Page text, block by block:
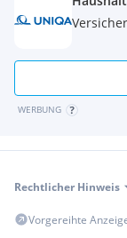
WERBUNG
Rechtlicher Hinweis
Vorgereihte